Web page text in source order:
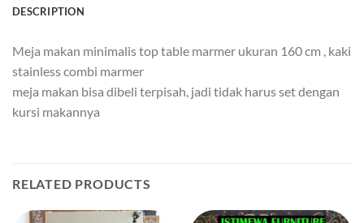
DESCRIPTION
Meja makan minimalis top table marmer ukuran 160 cm , kaki
stainless combi marmer
meja makan bisa dibeli terpisah, jadi tidak harus set dengan
kursi makannya
RELATED PRODUCTS